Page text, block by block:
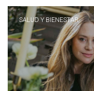
SALUD Y BIENESTAR